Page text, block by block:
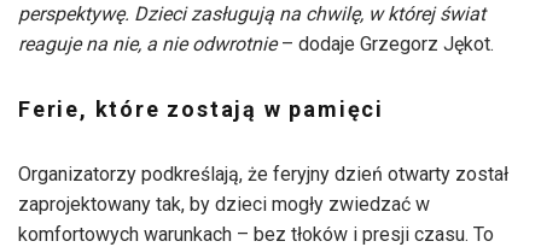
perspektywę. Dzieci zasługują na chwilę, w której świat
reaguje na nie, a nie odwrotnie– dodaje Grzegorz Jękot.
Ferie, które zostają w pamięci
Organizatorzy podkreślają, że feryjny dzień otwarty został
zaprojektowany tak, by dzieci mogły zwiedzać w
komfortowych warunkach – bez tłoków i presji czasu. To